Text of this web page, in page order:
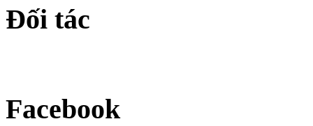
Đối tác
Facebook